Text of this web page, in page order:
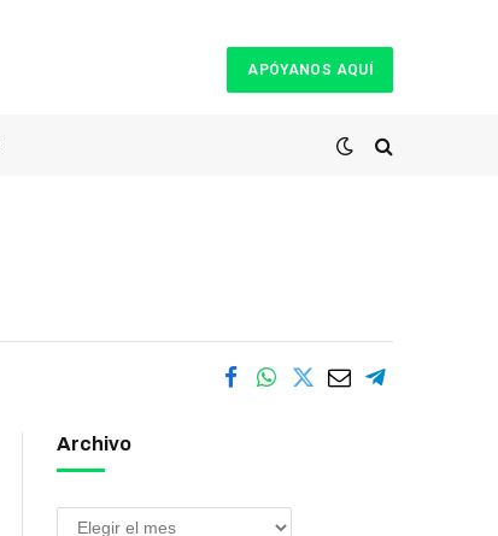
APÓYANOS AQUÍ
Archivo